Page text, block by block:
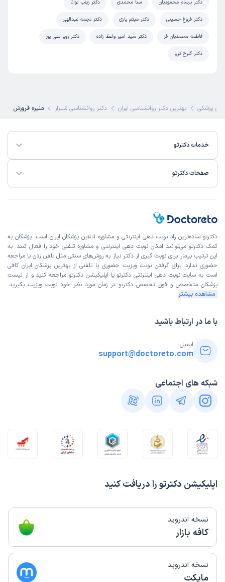
دکتر برسام محمودیان سنا محمدی دکتر زینب توانا
دکتر فروغ حسینی دکتر میثم یاری دکتر نجمه عبدالهی
فاطمه محمدیان فر دکتر سید امیر واعظ زاده دکتر رویا تقی پور
دکتر گلرخ ثریا
پزشکی بهترین دکتر روانشناسی ایران دکتر روانشناسی شیراز منیره فروزش
خدمات دکترتو
صفحات دکترتو
اپلیکیشن دکترتو را دریافت کنید
نسخه اندروید
کافه بازار
نسخه اندروید
مایکت
دکترتو ساده‌ترین راه نوبت‌ دهی اینترنتی و مشاوره آنلاین پزشکان ایران است. پزشکان به
کمک دکترتو می‌توانند امکان نوبت دهی اینترنتی و مشاوره تلفنی خود را فعال کنند. به
این ترتیب بیمار برای نوبت گیری از دکتر نیاز به روش‌های سنتی مثل تلفن زدن یا مراجعه
حضوری ندارد. برای گرفتن نوبت ویزیت حضوری یا تلفنی از بهترین پزشکان ایران کافی
است به سایت نوبت دهی اینترنتی دکترتو یا اپلیکیشن دکترتو مراجعه کنید و از لیست
پزشکان متخصص و فوق تخصص دکترتو در زمان مورد نظر خود نوبت ویزیت بگیرید.
مشاهده بیشتر
با ما در ارتباط باشید
ایمیل:
support@doctoreto.com
شبکه های اجتماعی